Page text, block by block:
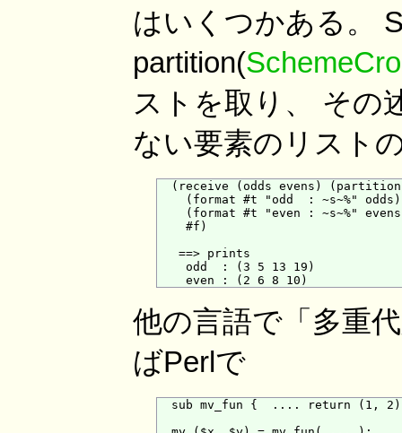
はいくつかある。
partition(
ストを取り、 その
ない要素のリスト
(receive (odds evens)
    (format #t "odd  : ~s~%" odds)
(format #t "even : ~s~%"
    #f)
   ==> prints
    odd  : (3 5 13 19)
他の言語で「多重
ばPerlで
sub mv_fun {  .... return (1,